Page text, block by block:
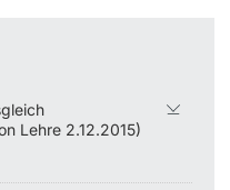
Lehre 2.12.2015)